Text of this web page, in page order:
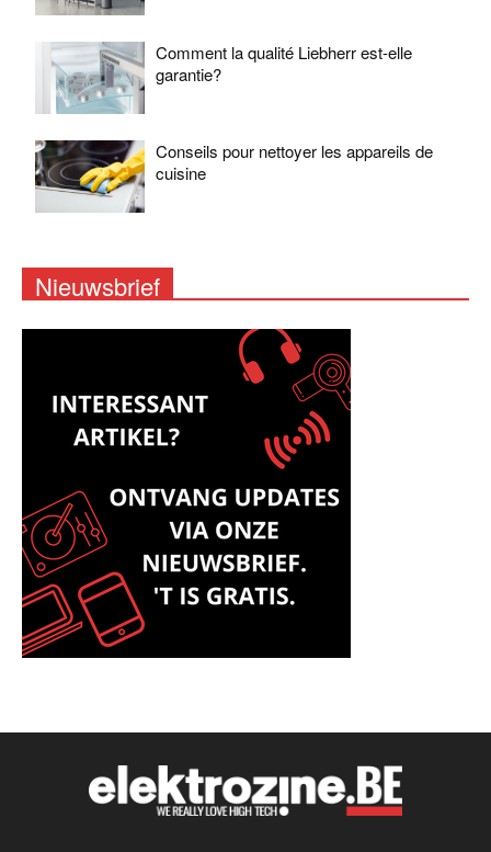
Comment la qualité Liebherr est-elle
garantie?
Conseils pour nettoyer les appareils de
cuisine
Nieuwsbrief